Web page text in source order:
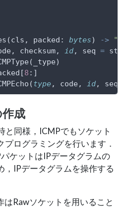
packed: bytes) ->
checksum,
id, seq =
8 :]
type, code, id, seq,
成
と同様，ICMPでもソケット
プログラミングを行います．
ケットはIPデータグラムの
，IPデータグラムを操作する
はRawソケットを用いること